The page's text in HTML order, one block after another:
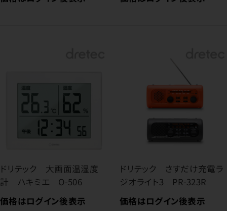
ドリテック 大画面温湿度
計 ハキミエ O-506
価格はログイン後表示
ドリテック さすだけ充電ラ
ジオライト3 PR-323R
価格はログイン後表示